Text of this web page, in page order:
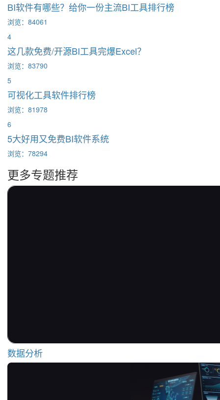
BI软件有哪些？给你一份主流BI工具排行榜
浏览：84061
4
这几款免费/开源BI工具完爆Excel？
浏览：83790
5
可视化工具软件排行榜
浏览：81978
6
5大好用又免费BI软件系统
浏览：78294
更多专题推荐
数据分析